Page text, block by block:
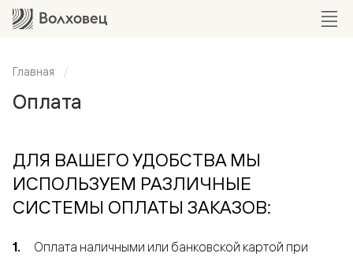
Главная
Оплата
ДЛЯ ВАШЕГО УДОБСТВА МЫ
ИСПОЛЬЗУЕМ РАЗЛИЧНЫЕ
СИСТЕМЫ ОПЛАТЫ ЗАКАЗОВ:
Оплата наличными или банковской картой при